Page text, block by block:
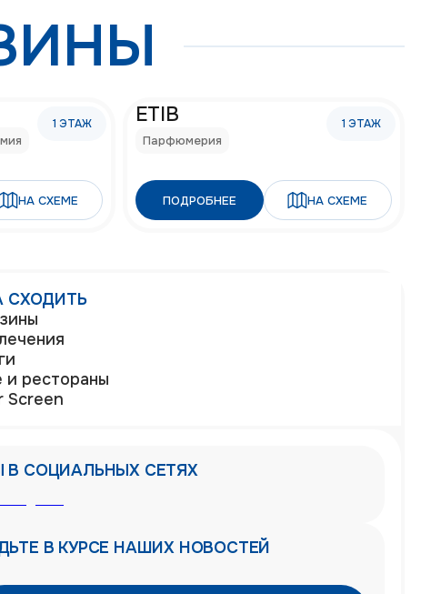
1 ЭТАЖ
НА СХЕМЕ
1 ЭТАЖ
ETIB
Парфюмерия
ПОДРОБНЕЕ НА СХЕМЕ
СХОДИТЬ
и рестораны
Screen
В СОЦИАЛЬНЫХ СЕТЯХ
В КУРСЕ НАШИХ НОВОСТЕЙ